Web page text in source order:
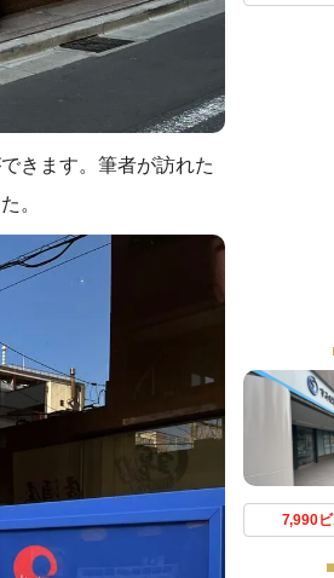
きます。筆者が訪れた
。
7,990